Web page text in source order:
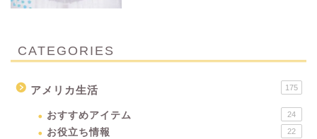
CATEGORIES
アメリカ生活 175
おすすめアイテム 24
お役立ち情報 22